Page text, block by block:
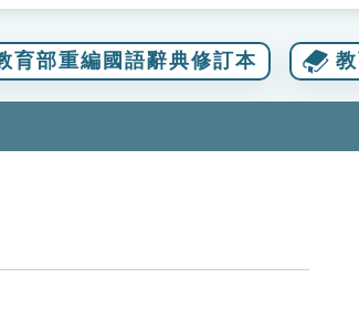
育部重編國語辭典修訂本